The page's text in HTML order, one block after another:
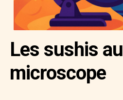
Les sushis au
microscope